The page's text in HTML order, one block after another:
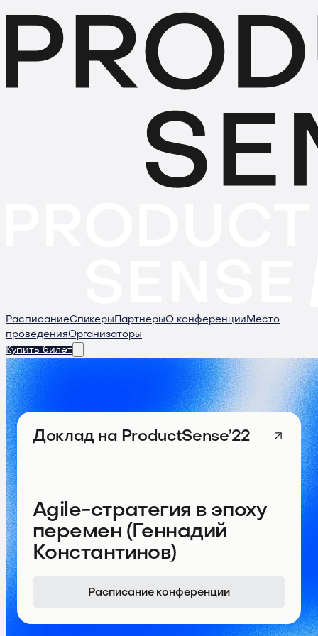
РасписаниеСпикеры ПартнерыО конференции Место
проведенияОрганизаторы
Купить билет
Доклад на ProductSense’22
Agile-стратегия в эпоху
перемен (Геннадий
Константинов)
Расписание конференции